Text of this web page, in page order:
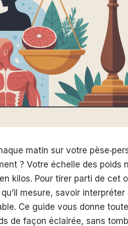
matin sur votre
? Votre échelle des
kilos. Pour tirer parti de cet
mesure, savoir
Ce guide vous donne
de façon éclairée, sans